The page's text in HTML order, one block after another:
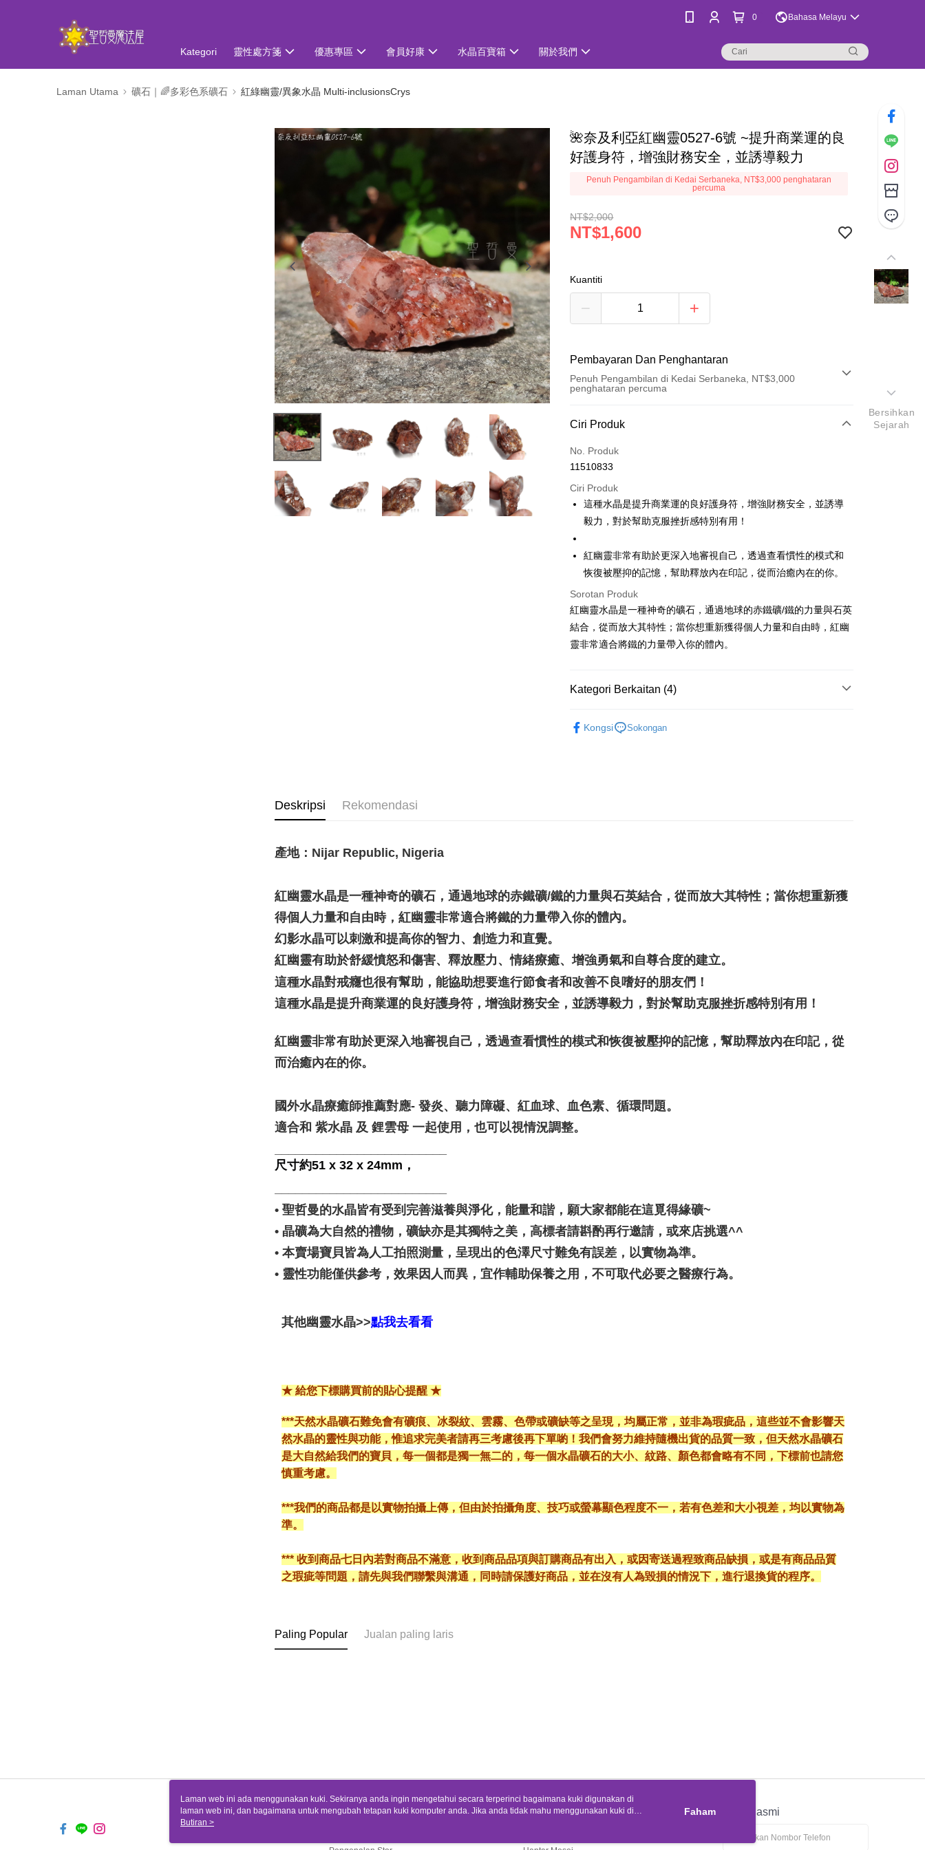
0 Bahasa Melayu
Kategori 靈性處方箋 優惠專區 會員好康 水晶百寶箱 關於我們
Laman Utama 礦石｜🌈多彩色系礦石 紅綠幽靈/異象水晶 Multi-inclusionsCrys
🌺奈及利亞紅幽靈0527-6號 ~提升商業運的良
好護身符，增強財務安全，並誘導毅力
Penuh Pengambilan di Kedai Serbaneka, NT$3,000 penghataran
percuma
NT$2,000
NT$1,600
Kuantiti
Pembayaran Dan Penghantaran
Penuh Pengambilan di Kedai Serbaneka, NT$3,000
penghataran percuma
Kaedah Pembayaran
Kad Kredit (Bayaran Penuh)
Pengambilan di Kedai Serbaneka
LINE Pay
Apple Pay
Easy Wallet
Pemindahan ATM
Pilihan Penghantaran
NT$80/pesanan | Penghantaran percuma untuk pesanan
7-11取貨付款
付款後門市自取
Ciri Produk
No. Produk
11510833
Ciri Produk
這種水晶是提升商業運的良好護身符，增強財務安全，並誘導
毅力，對於幫助克服挫折感特別有用！
紅幽靈非常有助於更深入地審視自己，透過查看慣性的模式和
恢復被壓抑的記憶，幫助釋放內在印記，從而治癒內在的你。
Sorotan Produk
紅幽靈水晶是一種神奇的礦石，通過地球的赤鐵礦/鐵的力量與石英
結合，從而放大其特性；當你想重新獲得個人力量和自由時，紅幽
靈非常適合將鐵的力量帶入你的體內。
Kategori Berkaitan (4)
Kongsi Sokongan
Deskripsi Rekomendasi
產地：Nijar Republic, Nigeria
紅幽靈水晶是一種神奇的礦石，通過地球的赤鐵礦/鐵的力量與石英結合，從而放大其特性；當你想重新獲
得個人力量和自由時，紅幽靈非常適合將鐵的力量帶入你的體內。
幻影水晶可以刺激和提高你的智力、創造力和直覺。
紅幽靈有助於舒緩憤怒和傷害、釋放壓力、情緒療癒、增強勇氣和自尊合度的建立。
這種水晶對戒癮也很有幫助，能協助想要進行節食者和改善不良嗜好的朋友們！
這種水晶是提升商業運的良好護身符，增強財務安全，並誘導毅力，對於幫助克服挫折感特別有用！
紅幽靈非常有助於更深入地審視自己，透過查看慣性的模式和恢復被壓抑的記憶，幫助釋放內在印記，從
而治癒內在的你。
國外水晶療癒師推薦對應- 發炎、聽力障礙、紅血球、血色素、循環問題。
適合和 紫水晶 及 鋰雲母 一起使用，也可以視情況調整。
尺寸約51 x 32 x 24mm，
• 聖哲曼的水晶皆有受到完善滋養與淨化，能量和諧，願大家都能在這覓得緣礦~
• 晶礦為大自然的禮物，礦缺亦是其獨特之美，高標者請斟酌再行邀請，或來店挑選^^
• 本賣場寶貝皆為人工拍照測量，呈現出的色澤尺寸難免有誤差，以實物為準。
• 靈性功能僅供參考，效果因人而異，宜作輔助保養之用，不可取代必要之醫療行為。
其他幽靈水晶>>點我去看看
★ 給您下標購買前的貼心提醒 ★
***天然水晶礦石難免會有礦痕、冰裂紋、雲霧、色帶或礦缺等之呈現，均屬正常，並非為瑕疵品，這些並不會影響天
然水晶的靈性與功能，惟追求完美者請再三考慮後再下單喲！我們會努力維持隨機出貨的品質一致，但天然水晶礦石
是大自然給我們的寶貝，每一個都是獨一無二的，每一個水晶礦石的大小、紋路、顏色都會略有不同，下標前也請您
慎重考慮。
***我們的商品都是以實物拍攝上傳，但由於拍攝角度、技巧或螢幕顯色程度不一，若有色差和大小視差，均以實物為
準。
*** 收到商品七日內若對商品不滿意，收到商品品項與訂購商品有出入，或因寄送過程致商品缺損，或是有商品品質
之瑕疵等問題，請先與我們聯繫與溝通，同時請保護好商品，並在沒有人為毀損的情況下，進行退換貨的程序。
Paling Popular Jualan paling laris
Tentang Kami Khidmat Pelanggan APP Rasmi
Bersihkan
Sejarah
Laman web ini ada menggunakan kuki. Sekiranya anda ingin mengetahui secara terperinci bagaimana kuki digunakan di
laman web ini, dan bagaimana untuk mengubah tetapan kuki komputer anda. Jika anda tidak mahu menggunakan kuki di
komputer anda, sila rujuk penerangan mengenai kuki.
komputer anda. Jika anda tidak mahu menggunakan kuki di komputer anda, sila rujuk penerangan mengenai kuki.
Butiran >
Faham